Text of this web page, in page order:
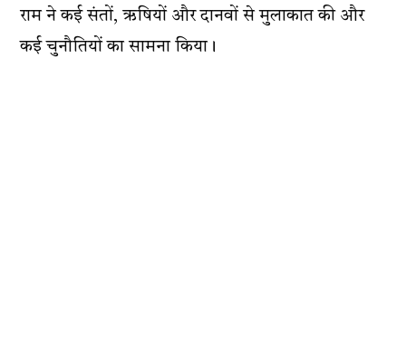
राम ने कई संतों, ऋषियों और दानवों से मुलाकात की और
कई चुनौतियों का सामना किया​।